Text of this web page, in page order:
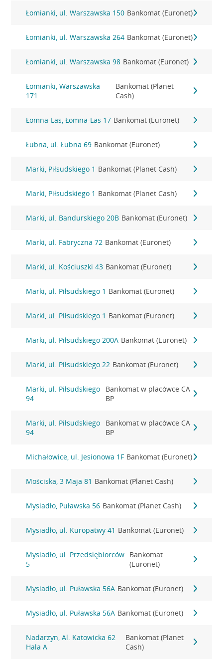
Łomianki, ul. Warszawska 150 Bankomat (Euronet)
Łomianki, ul. Warszawska 264 Bankomat (Euronet)
Łomianki, ul. Warszawska 98 Bankomat (Euronet)
Łomianki, Warszawska
171
Bankomat (Planet
Cash)
Łomna-Las, Łomna-Las 17 Bankomat (Euronet)
Łubna, ul. Łubna 69 Bankomat (Euronet)
Marki, Piłsudskiego 1 Bankomat (Planet Cash)
Marki, Piłsudskiego 1 Bankomat (Planet Cash)
Marki, ul. Bandurskiego 20B Bankomat (Euronet)
Marki, ul. Fabryczna 72 Bankomat (Euronet)
Marki, ul. Kościuszki 43 Bankomat (Euronet)
Marki, ul. Piłsudskiego 1 Bankomat (Euronet)
Marki, ul. Piłsudskiego 1 Bankomat (Euronet)
Marki, ul. Piłsudskiego 200A Bankomat (Euronet)
Marki, ul. Piłsudskiego 22 Bankomat (Euronet)
Marki, ul. Piłsudskiego
94
Bankomat w placówce CA
BP
Marki, ul. Piłsudskiego
94
Bankomat w placówce CA
BP
Michałowice, ul. Jesionowa 1F Bankomat (Euronet)
Mościska, 3 Maja 81 Bankomat (Planet Cash)
Mysiadło, Puławska 56 Bankomat (Planet Cash)
Mysiadło, ul. Kuropatwy 41 Bankomat (Euronet)
Mysiadło, ul. Przedsiębiorców
5
Bankomat
(Euronet)
Mysiadło, ul. Puławska 56A Bankomat (Euronet)
Mysiadło, ul. Puławska 56A Bankomat (Euronet)
Nadarzyn, Al. Katowicka 62
Hala A
Bankomat (Planet
Cash)